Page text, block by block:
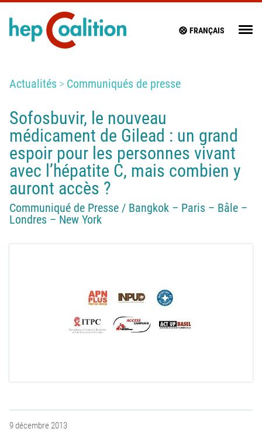
FRANÇAIS
Actualités Communiqués de presse
Sofosbuvir, le nouveau
médicament de Gilead : un grand
espoir pour les personnes vivant
avec l’hépatite C, mais combien y
auront accès ?
Communiqué de Presse / Bangkok – Paris – Bâle –
Londres – New York
9 décembre 2013